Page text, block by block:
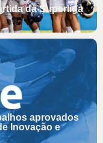
da Superliga
aprovados
Inovação e